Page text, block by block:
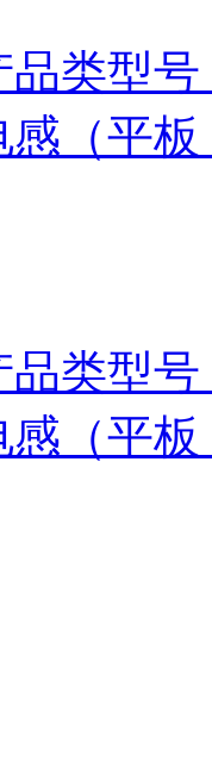
类型
（平
类型
（平